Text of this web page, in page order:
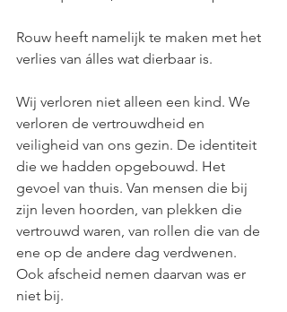
Rouw heeft namelijk te maken met het
verlies van álles wat dierbaar is.
Wij verloren niet alleen een kind. We
verloren de vertrouwdheid en
veiligheid van ons gezin. De identiteit
die we hadden opgebouwd. Het
gevoel van thuis. Van mensen die bij
zijn leven hoorden, van plekken die
vertrouwd waren, van rollen die van de
ene op de andere dag verdwenen.
Ook afscheid nemen daarvan was er
niet bij.